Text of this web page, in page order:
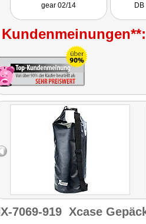
gear 02/14
Kundenmeinungen**:
7069-919 Xcase